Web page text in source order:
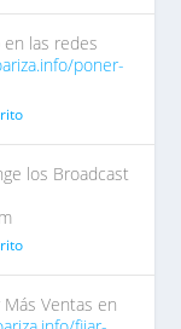
las redes
poner-
los Broadcast
Ventas en